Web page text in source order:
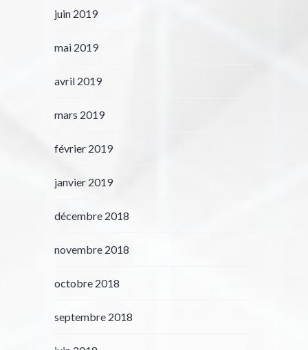
juin 2019
mai 2019
avril 2019
mars 2019
février 2019
janvier 2019
décembre 2018
novembre 2018
octobre 2018
septembre 2018